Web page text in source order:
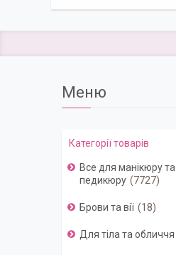
Категорії товарів
Все для манікюру та
педикюру
7727
Брови та вії 18
Для тіла та обличчя